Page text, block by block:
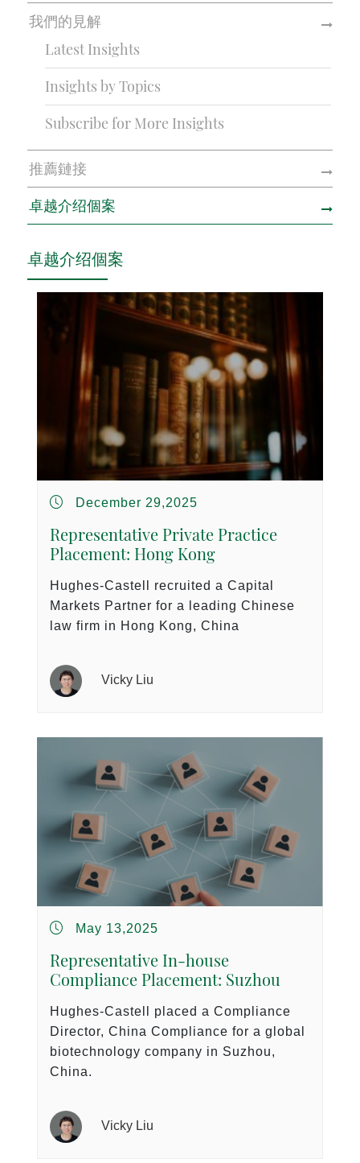
我們的見解
Latest Insights
Insights by Topics
Subscribe for More Insights
推薦鏈接
卓越介绍個案
卓越介绍個案
December 29,2025
Representative Private Practice
Placement: Hong Kong
Hughes-Castell recruited a Capital
Markets Partner for a leading Chinese
law firm in Hong Kong, China
Vicky Liu
May 13,2025
Representative In-house
Compliance Placement: Suzhou
Hughes-Castell placed a Compliance
Director, China Compliance for a global
biotechnology company in Suzhou,
China.
Vicky Liu